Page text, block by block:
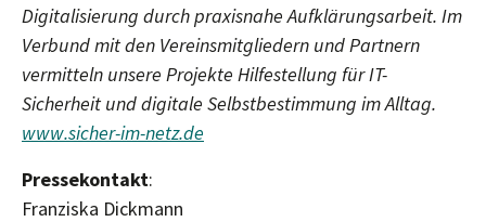
Digitalisierung durch praxisnahe Aufklärungsarbeit. Im
Verbund mit den Vereinsmitgliedern und Partnern
vermitteln unsere Projekte Hilfestellung für IT-
Sicherheit und digitale Selbstbestimmung im Alltag.
www.sicher-im-netz.de
Pressekontakt:
Franziska Dickmann